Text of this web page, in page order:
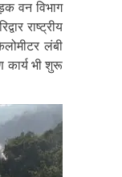
वन विभाग
राष्ट्रीय
लंबी
कार्य भी शुरू